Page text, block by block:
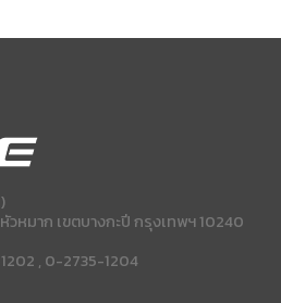
วหมาก เขตบางกะปี กรุงเทพฯ 10240
, 0-2735-1204